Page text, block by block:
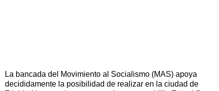
La bancada del Movimiento al Socialismo (MAS) apoya
decididamente la posibilidad de realizar en la ciudad de